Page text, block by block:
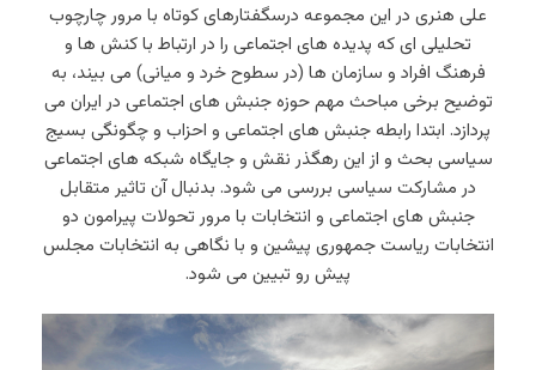
علی هنری در این مجموعه درسگفتارهای کوتاه با مرور چارچوب
تحلیلی ای که پدیده های اجتماعی را در ارتباط با کنش ها و
فرهنگ افراد و سازمان ها (در سطوح خرد و میانی) می بیند، به
توضیح برخی مباحث مهم حوزه جنبش های اجتماعی در ایران می
پردازد. ابتدا رابطه جنبش های اجتماعی و احزاب و چگونگی بسیج
سیاسی بحث و از این رهگذر نقش و جایگاه شبکه های اجتماعی
در مشارکت سیاسی بررسی می شود. بدنبال آن تاثیر متقابل
جنبش های اجتماعی و انتخابات با مرور تحولات پیرامون دو
انتخابات ریاست جمهوری پیشین و با نگاهی به انتخابات مجلس
پیش رو تبیین می شود.